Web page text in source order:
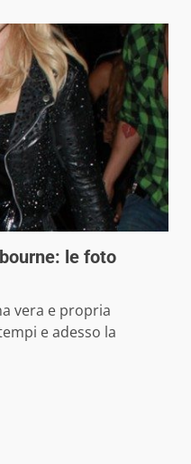
le foto
vera e propria
e adesso la